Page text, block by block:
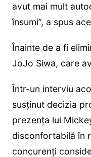
avut mai mult
însumi”, a spus
Înainte de a fi
JoJo Siwa, care
Într-un interviu
susținut decizia
prezența lui
disconfortabilă în
concurenți